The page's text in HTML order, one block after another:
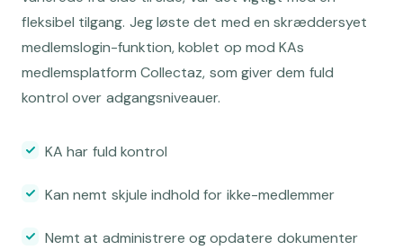
fleksibel tilgang. Jeg løste det med en skræddersyet
medlemslogin-funktion, koblet op mod KAs
medlemsplatform Collectaz, som giver dem fuld
kontrol over adgangsniveauer.
KA har fuld kontrol
Kan nemt skjule indhold for ikke-medlemmer
Nemt at administrere og opdatere dokumenter